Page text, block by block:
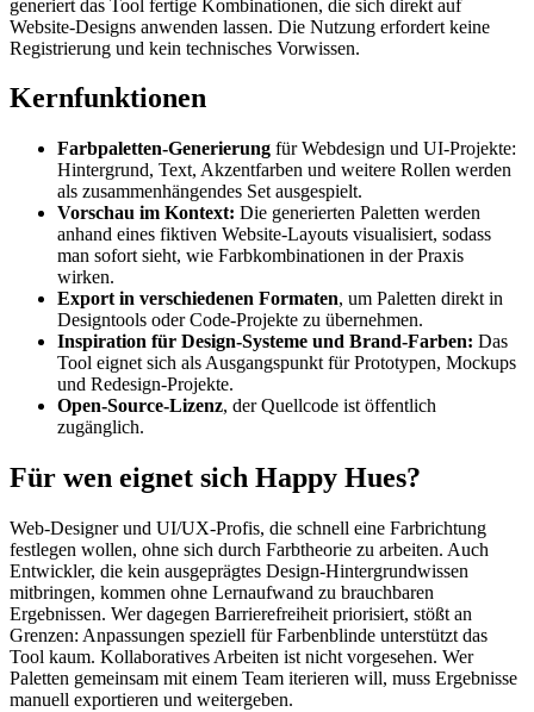
generiert das Tool fertige Kombinationen, die sich direkt auf
Website-Designs anwenden lassen. Die Nutzung erfordert keine
Registrierung und kein technisches Vorwissen.
Kernfunktionen
Farbpaletten-Generierung für Webdesign und UI-Projekte:
Hintergrund, Text, Akzentfarben und weitere Rollen werden
als zusammenhängendes Set ausgespielt.
Vorschau im Kontext: Die generierten Paletten werden
anhand eines fiktiven Website-Layouts visualisiert, sodass
man sofort sieht, wie Farbkombinationen in der Praxis
wirken.
Export in verschiedenen Formaten, um Paletten direkt in
Designtools oder Code-Projekte zu übernehmen.
Inspiration für Design-Systeme und Brand-Farben: Das
Tool eignet sich als Ausgangspunkt für Prototypen, Mockups
und Redesign-Projekte.
Open-Source-Lizenz, der Quellcode ist öffentlich
zugänglich.
Für wen eignet sich Happy Hues?
Web-Designer und UI/UX-Profis, die schnell eine Farbrichtung
festlegen wollen, ohne sich durch Farbtheorie zu arbeiten. Auch
Entwickler, die kein ausgeprägtes Design-Hintergrundwissen
mitbringen, kommen ohne Lernaufwand zu brauchbaren
Ergebnissen. Wer dagegen Barrierefreiheit priorisiert, stößt an
Grenzen: Anpassungen speziell für Farbenblinde unterstützt das
Tool kaum. Kollaboratives Arbeiten ist nicht vorgesehen. Wer
Paletten gemeinsam mit einem Team iterieren will, muss Ergebnisse
manuell exportieren und weitergeben.